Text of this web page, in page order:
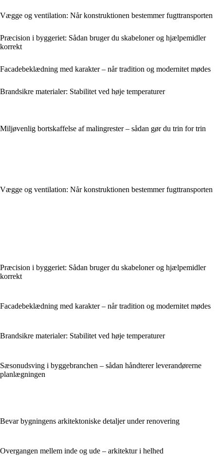
Vægge og ventilation: Når konstruktionen bestemmer fugttransporten
Præcision i byggeriet: Sådan bruger du skabeloner og hjælpemidler
korrekt
Facadebeklædning med karakter – når tradition og modernitet mødes
Brandsikre materialer: Stabilitet ved høje temperaturer
Miljøvenlig bortskaffelse af malingrester – sådan gør du trin for trin
Vægge og ventilation: Når konstruktionen bestemmer fugttransporten
Præcision i byggeriet: Sådan bruger du skabeloner og hjælpemidler
korrekt
Facadebeklædning med karakter – når tradition og modernitet mødes
Brandsikre materialer: Stabilitet ved høje temperaturer
Sæsonudsving i byggebranchen – sådan håndterer leverandørerne
planlægningen
Bevar bygningens arkitektoniske detaljer under renovering
Overgangen mellem inde og ude – arkitektur i helhed